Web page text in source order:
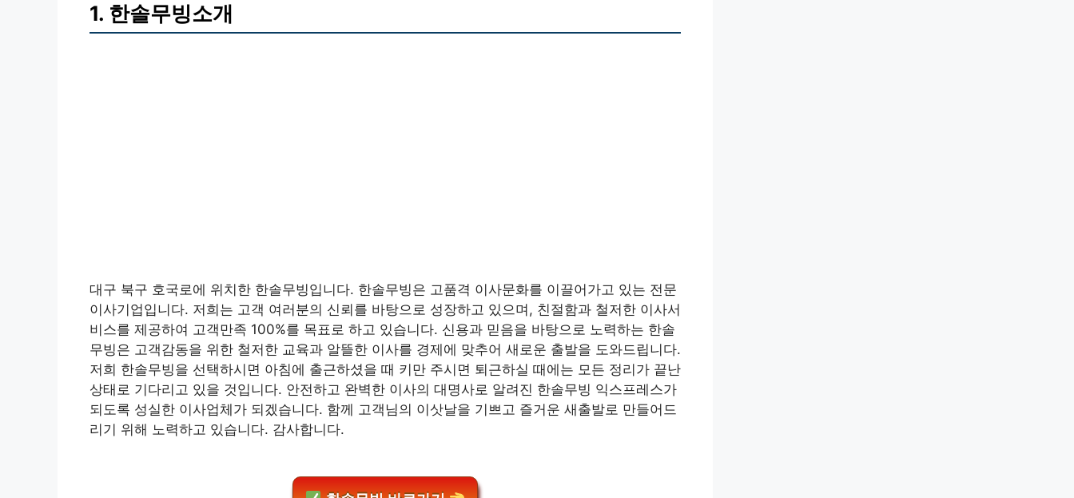
1. 한솔무빙소개
대구 북구 호국로에 위치한 한솔무빙입니다. 한솔무빙은 고품격 이사문화를 이끌어가고 있는 전문
이사기업입니다. 저희는 고객 여러분의 신뢰를 바탕으로 성장하고 있으며, 친절함과 철저한 이사서
비스를 제공하여 고객만족 100%를 목표로 하고 있습니다. 신용과 믿음을 바탕으로 노력하는 한솔
무빙은 고객감동을 위한 철저한 교육과 알뜰한 이사를 경제에 맞추어 새로운 출발을 도와드립니다.
저희 한솔무빙을 선택하시면 아침에 출근하셨을 때 키만 주시면 퇴근하실 때에는 모든 정리가 끝난
상태로 기다리고 있을 것입니다. 안전하고 완벽한 이사의 대명사로 알려진 한솔무빙 익스프레스가
되도록 성실한 이사업체가 되겠습니다. 함께 고객님의 이삿날을 기쁘고 즐거운 새출발로 만들어드
리기 위해 노력하고 있습니다. 감사합니다.